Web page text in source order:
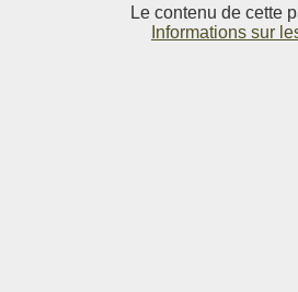
Le contenu de cette
Informations sur